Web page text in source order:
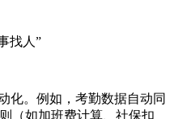
找人”
化。例如，考勤数据自动同
（如加班费计算、社保扣